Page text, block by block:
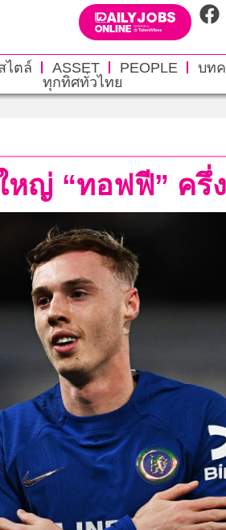
ไตล์ ASSET PEOPLE บท
ทุกทิศทั่วไทย
หญ่ “ทอฟฟี” ครึ่